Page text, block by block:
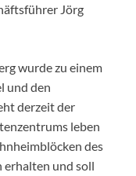
Jörg
wurde zu einem
und den
derzeit der
leben
des
erhalten und soll